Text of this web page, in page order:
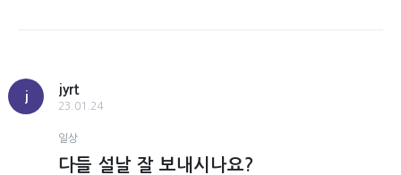
j
jyrt
23.01.24
일상
다들 설날 잘 보내시나요?